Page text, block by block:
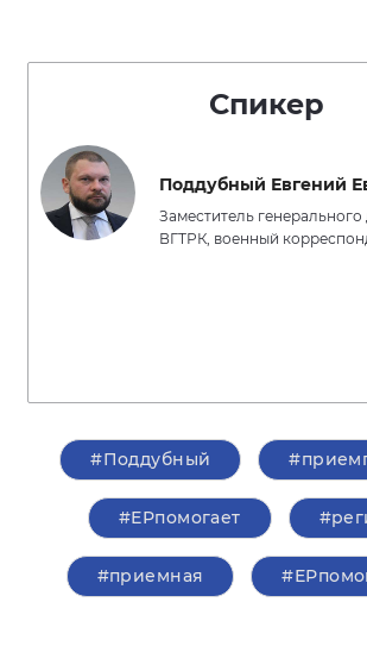
Спикер
Поддубный Евгений
Заместитель генерального
ВГТРК, военный
#Поддубный
#ЕРпомогает
#приемная